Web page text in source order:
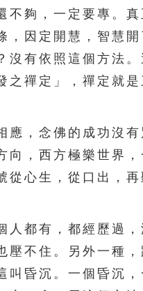
306
316
321 322
331
336 337
夠，一定要專。真
因定開慧，智慧開
有依照這個方法。
禪定」，禪定就
，念佛的成功沒有
向，西方極樂世界
心生，從口出，
都有，都經歷過，
不住。另外一種，
昏沉。一個昏沉